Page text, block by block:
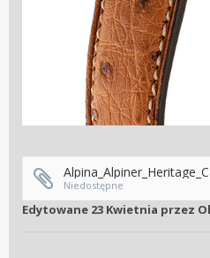
Niedostępne
Edytowane 23 Kwietnia przez